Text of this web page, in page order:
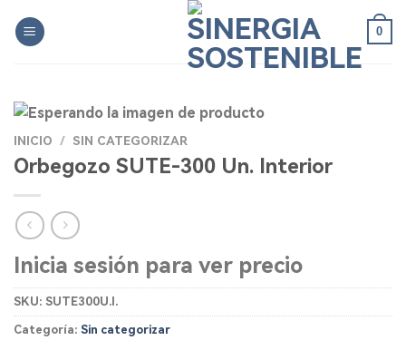
0
INICIO / SIN CATEGORIZAR
Orbegozo SUTE-300 Un. Interior
Inicia sesión para ver precio
SKU: SUTE300U.I.
Categoría: Sin categorizar